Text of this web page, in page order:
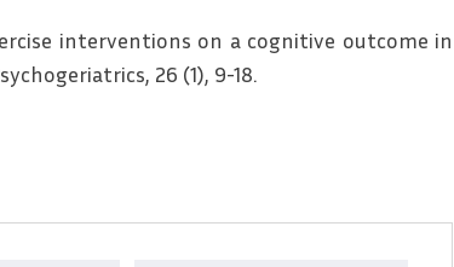
interventions on a cognitive outcome in
26 (1), 9-18.